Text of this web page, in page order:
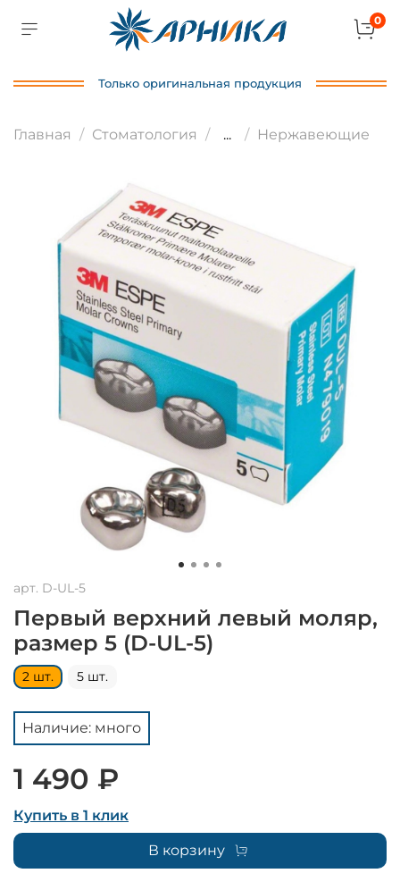
0
Только оригинальная продукция
Главная Стоматология ... Нержавеющие
арт. D-UL-5
Первый верхний левый моляр,
размер 5 (D-UL-5)
2 шт. 5 шт.
Наличие: много
1 490 ₽
Купить в 1 клик
В корзину